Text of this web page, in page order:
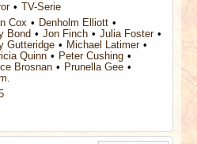
TV-Serie
Cox
Denholm Elliott
Bond
Jon Finch
Julia Foster
Gutteridge
Michael Latimer
Quinn
Peter Cushing
Brosnan
Prunella Gee